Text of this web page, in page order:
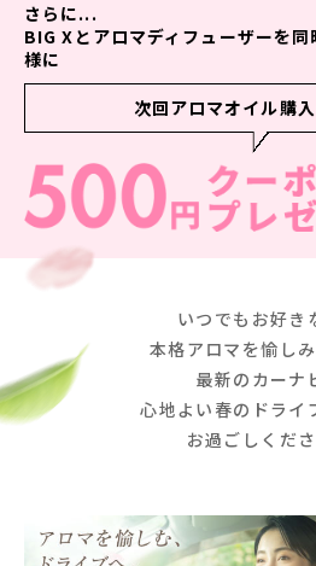
さらに...
BIG Xとアロマディフューザーを
様に
次回アロマオイル購
いつでもお好き
本格アロマを愉しみ
最新のカーナ
心地よい春のドライ
お過ごしくださ